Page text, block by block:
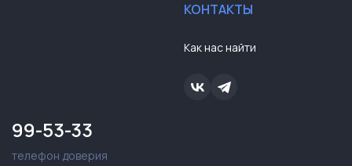
КОНТАКТЫ
Как нас найти
99-53-33
телефон доверия